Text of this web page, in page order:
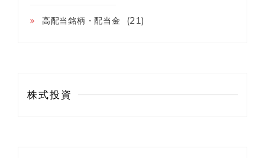
高配当銘柄・配当金 (21)
株式投資